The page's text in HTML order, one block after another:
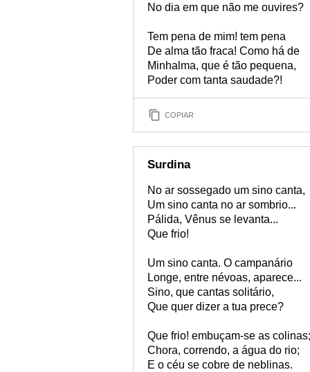
No dia em que não me ouvires?
Tem pena de mim! tem pena
De alma tão fraca! Como há de
Minhalma, que é tão pequena,
Poder com tanta saudade?!
COPIAR
Surdina
No ar sossegado um sino canta,
Um sino canta no ar sombrio...
Pálida, Vênus se levanta...
Que frio!
Um sino canta. O campanário
Longe, entre névoas, aparece...
Sino, que cantas solitário,
Que quer dizer a tua prece?
Que frio! embuçam-se as colinas;
Chora, correndo, a água do rio;
E o céu se cobre de neblinas.